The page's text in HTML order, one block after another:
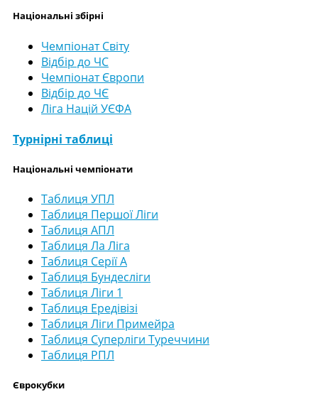
Національні збірні
Чемпіонат Світу
Відбір до ЧС
Чемпіонат Європи
Відбір до ЧЄ
Ліга Націй УЄФА
Турнірні таблиці
Національні чемпіонати
Таблиця УПЛ
Таблиця Першої Ліги
Таблиця АПЛ
Таблиця Ла Ліга
Таблиця Серії А
Таблиця Бундесліги
Таблиця Ліги 1
Таблиця Ередівізі
Таблиця Ліги Примейра
Таблиця Суперліги Туреччини
Таблиця РПЛ
Єврокубки